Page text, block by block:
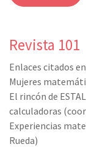
Revista 101
Enlaces citados
Mujeres
El rincón de
calculadoras
Experiencias
Rueda)